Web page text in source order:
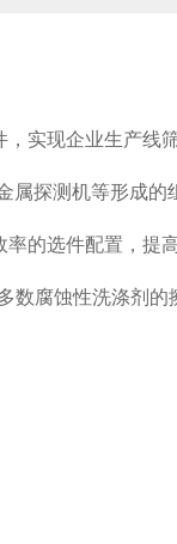
实现企业生产线
属探测机等形成
的选件配置，提
数腐蚀性洗涤剂的